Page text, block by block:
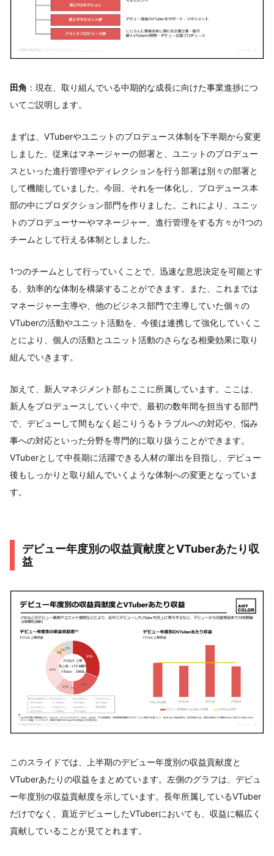
田角 ：現在、取り組んでいる中期的な成長に向けた事業進捗につ
いてご説明します。
まずは、VTuberやユニットのプロデュース体制を下半期から変更
しました。従来はマネージャーの部署と、ユニットのプロデュー
スといった進行管理やディレクションを行う部署は別々の部署と
して機能していました。今回、それを一体化し、プロデュース本
部の中にプロダクション部門を作りました。これにより、ユニッ
トのプロデューサーやマネージャー、進行管理をする方々が1つの
チームとして行える体制としました。
1つのチームとして行っていくことで、迅速な意思決定を可能とす
る、効率的な体制を構築することができます。また、これまでは
マネージャー主導や、他のビジネス部門で主導していた個々の
VTuberの活動やユニット活動を、今後は連携して強化していくこ
とにより、個人の活動とユニット活動のさらなる相乗効果に取り
組んでいきます。
加えて、新人マネジメント部もここに所属しています。ここは、
新人をプロデュースしていく中で、最初の数年間を担当する部門
で、デビューして間もなく起こりうるトラブルへの対応や、悩み
事への対応といった分野を専門的に取り扱うことができます。
VTuberとして中長期に活躍できる人材の輩出を目指し、デビュー
後もしっかりと取り組んでいくような体制への変更となっていま
す。
デビュー年度別の収益貢献度とVTuberあたり収
益
このスライドでは、上半期のデビュー年度別の収益貢献度と
VTuberあたりの収益をまとめています。左側のグラフは、デビュ
ー年度別の収益貢献度を示しています。長年所属しているVTuber
だけでなく、直近デビューしたVTuberにおいても、収益に幅広く
貢献していることが見てとれます。